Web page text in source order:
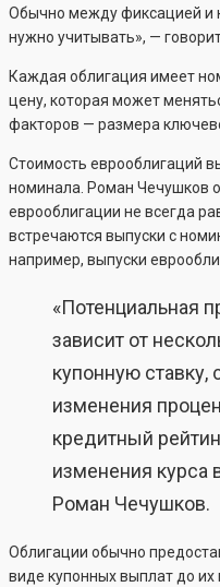
Обычно между фиксацией и
нужно учитывать», —
Каждая облигация имеет
цену, которая может
факторов — размера
Стоимость еврооблигаций
номинала. Роман Чечушков
еврооблигации не всегда
встречаются выпуски с
например, выпуски
«Потенциальная
зависит от
купонную ставку,
изменения
кредитный
изменения курса
Роман Чечушков.
Облигации обычно
виде купонных выплат до